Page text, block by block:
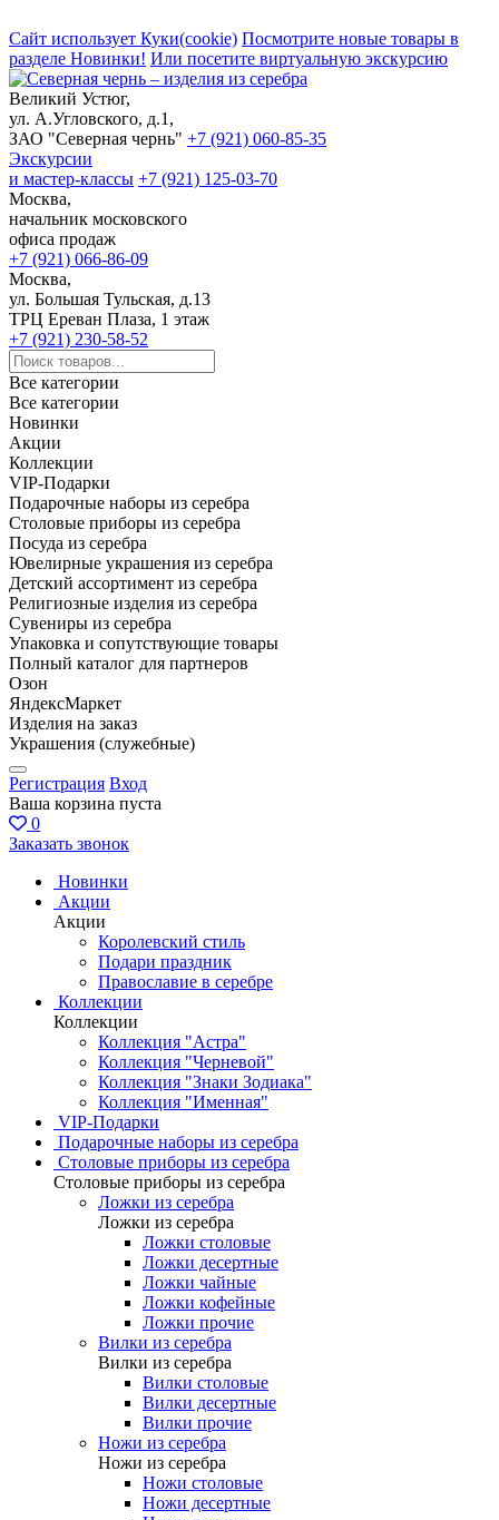
Сайт использует Куки(cookie) Посмотрите новые товары в
разделе Новинки! Или посетите виртуальную экскурсию
Великий Устюг,
ул. А.Угловского, д.1,
ЗАО "Северная чернь" +7 (921) 060-85-35
Экскурсии
и мастер-классы +7 (921) 125-03-70
Москва,
начальник московского
офиса продаж
+7 (921) 066-86-09
Москва,
ул. Большая Тульская, д.13
ТРЦ Ереван Плаза, 1 этаж
+7 (921) 230-58-52
Все категории
Все категории
Новинки
Акции
Коллекции
VIP-Подарки
Подарочные наборы из серебра
Столовые приборы из серебра
Посуда из серебра
Ювелирные украшения из серебра
Детский ассортимент из серебра
Религиозные изделия из серебра
Сувениры из серебра
Упаковка и сопутствующие товары
Полный каталог для партнеров
Озон
ЯндексМаркет
Изделия на заказ
Украшения (служебные)
Регистрация Вход
Ваша корзина пуста
0
Заказать звонок
Новинки
Акции
Акции
Королевский стиль
Подари праздник
Православие в серебре
Коллекции
Коллекции
Коллекция "Астра"
Коллекция "Черневой"
Коллекция "Знаки Зодиака"
Коллекция "Именная"
VIP-Подарки
Подарочные наборы из серебра
Столовые приборы из серебра
Столовые приборы из серебра
Ложки из серебра
Ложки из серебра
Ложки столовые
Ложки десертные
Ложки чайные
Ложки кофейные
Ложки прочие
Вилки из серебра
Вилки из серебра
Вилки столовые
Вилки десертные
Вилки прочие
Ножи из серебра
Ножи из серебра
Ножи столовые
Ножи десертные